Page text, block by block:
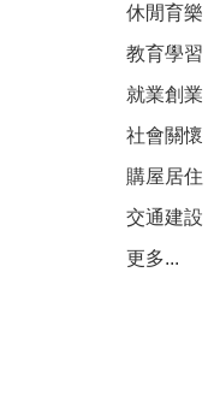
休閒育樂
教育學習
就業創業
社會關懷
購屋居住
交通建設
更多...